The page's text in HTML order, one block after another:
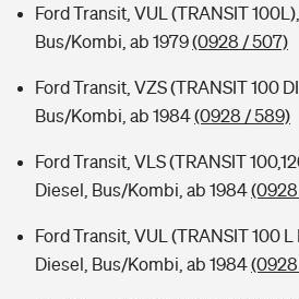
Ford Transit, VUL (TRANSIT
Bus/Kombi, ab 1979(0928 / 507)
Ford Transit, VZS (TRANSIT 100
Bus/Kombi, ab 1984(0928 / 589)
Ford Transit, VLS (TRANSIT
Diesel, Bus/Kombi, ab 1984
Ford Transit, VUL (TRANSIT 100 L
Diesel, Bus/Kombi, ab 1984(0928